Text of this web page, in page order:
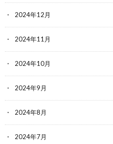
2024年12月
2024年11月
2024年10月
2024年9月
2024年8月
2024年7月